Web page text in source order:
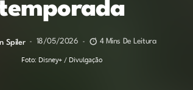
Spiler 18/05/2026 4 Mins De Leitura
Foto: Disney+ / Divulgação